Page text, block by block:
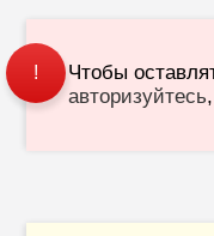
!
Чтобы
авторизуйтесь